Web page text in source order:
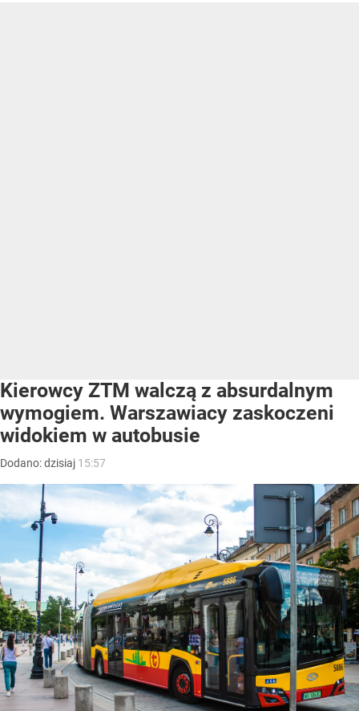
Kierowcy ZTM walczą z absurdalnym
wymogiem. Warszawiacy zaskoczeni
widokiem w autobusie
Dodano:dzisiaj 15:57